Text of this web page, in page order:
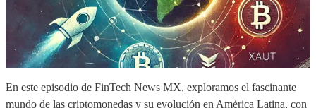
En este episodio de FinTech News MX, exploramos el fascinante
mundo de las criptomonedas y su evolución en América Latina, con